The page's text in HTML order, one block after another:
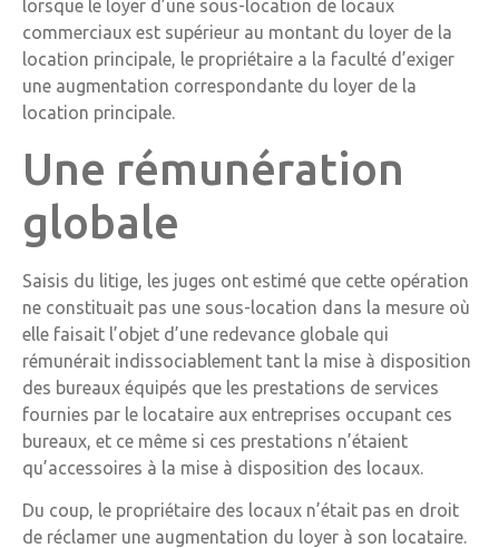
lorsque le loyer d’une sous-location de locaux
commerciaux est supérieur au montant du loyer de la
location principale, le propriétaire a la faculté d’exiger
une augmentation correspondante du loyer de la
location principale.
Une rémunération
globale
Saisis du litige, les juges ont estimé que cette opération
ne constituait pas une sous-location dans la mesure où
elle faisait l’objet d’une redevance globale qui
rémunérait indissociablement tant la mise à disposition
des bureaux équipés que les prestations de services
fournies par le locataire aux entreprises occupant ces
bureaux, et ce même si ces prestations n’étaient
qu’accessoires à la mise à disposition des locaux.
Du coup, le propriétaire des locaux n’était pas en droit
de réclamer une augmentation du loyer à son locataire.